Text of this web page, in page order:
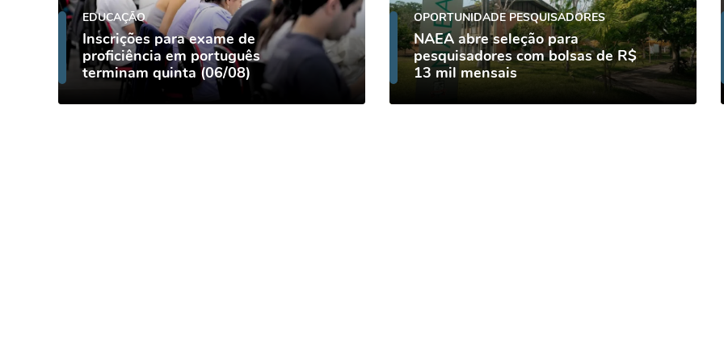
EDUCAÇÃO
Inscrições para exame de
proficiência em português
terminam quinta (06/08)
OPORTUNIDADE PESQUISADORES
NAEA abre seleção para
pesquisadores com bolsas de R$
13 mil mensais